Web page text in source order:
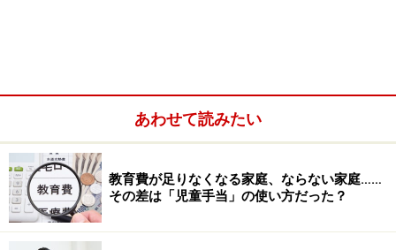
あわせて読みたい
教育費が足りなくなる家庭、ならない家庭……
その差は「児童手当」の使い方だった？